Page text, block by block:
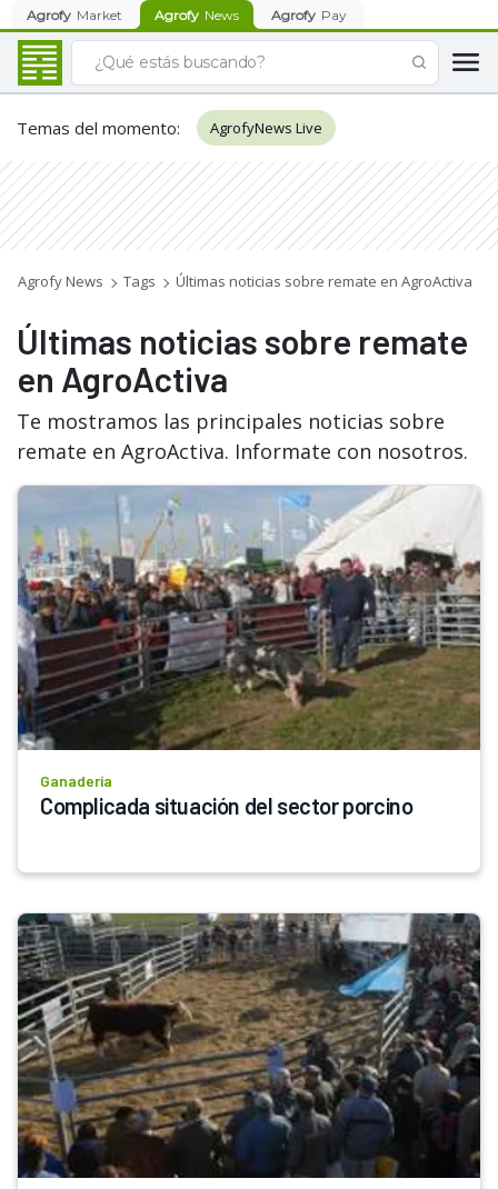
Agrofy Market Agrofy News Agrofy Pay
Temas del momento: AgrofyNews Live
Agrofy News Tags Últimas noticias sobre remate en AgroActiva
Últimas noticias sobre remate
en AgroActiva
Te mostramos las principales noticias sobre
remate en AgroActiva. Informate con nosotros.
Ganadería
Complicada situación del sector porcino